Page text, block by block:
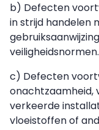
b) Defecten
in strijd handelen
veiligheidsnormen.
c) Defecten
onachtzaamheid,
verkeerde
vloeistoffen of